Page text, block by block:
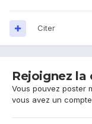
Citer
Rejoignez la
Vous pouvez poster
vous avez un